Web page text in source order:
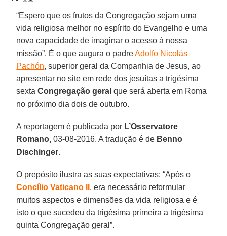
“Espero que os frutos da Congregação sejam uma
vida religiosa melhor no espírito do Evangelho e uma
nova capacidade de imaginar o acesso à nossa
missão”. É o que augura o padreAdolfo Nicolás
Pachón, superior geral da Companhia de Jesus, ao
apresentar no site em rede dos jesuítas a trigésima
sextaCongregação geral que será aberta em Roma
no próximo dia dois de outubro.
A reportagem é publicada por L’Osservatore
Romano, 03-08-2016. A tradução é de Benno
Dischinger.
O prepósito ilustra as suas expectativas: “Após o
Concílio Vaticano II , era necessário reformular
muitos aspectos e dimensões da vida religiosa e é
isto o que sucedeu da trigésima primeira a trigésima
quinta Congregação geral”.